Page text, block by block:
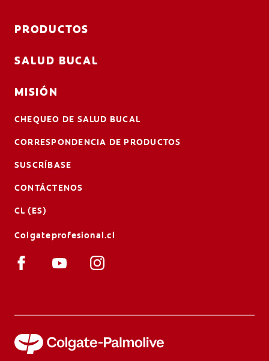
PRODUCTOS
SALUD BUCAL
MISIÓN
CHEQUEO DE SALUD BUCAL
CORRESPONDENCIA DE PRODUCTOS
SUSCRÍBASE
CONTÁCTENOS
CL (ES)
Colgateprofesional.cl